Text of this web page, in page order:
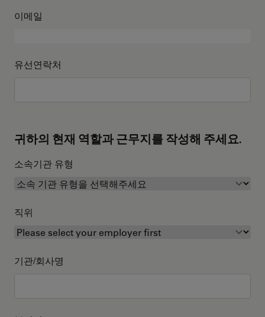
이메일
유선연락처
귀하의 현재 역할과 근무지를 작성해 주세요.
소속기관 유형
직위
기관/회사명